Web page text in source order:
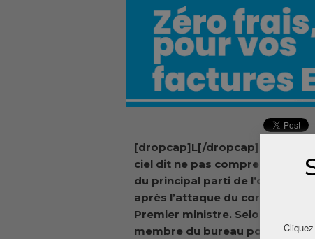
[dropcap]L[/dropcap]e RPG Arc-
ciel dit ne pas comprendre le
du principal parti de l’opposition
après l’attaque du cortège du
Premier ministre. Selon Sory
membre du bureau politique